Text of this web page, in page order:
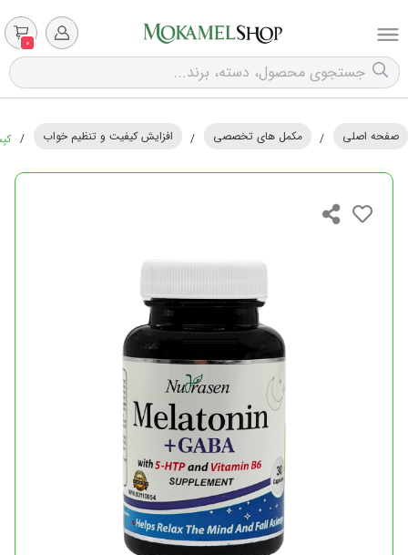
0
صفحه اصلی / مکمل های تخصصی / افزایش کیفیت و تنظیم خواب /